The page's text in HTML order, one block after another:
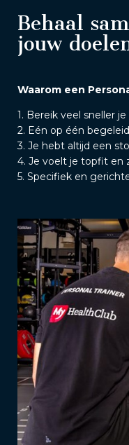
Behaal
jouw
Waarom een
1. Bereik veel sneller
2. Eén op één
3. Je hebt altijd een
4. Je voelt je topfit en
5. Specifiek en